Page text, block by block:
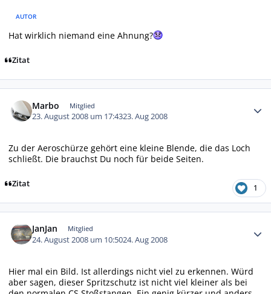
AUTOR
Hat wirklich niemand eine Ahnung?
Zitat
Marbo Mitglied
23. August 2008 um 17:4323. Aug 2008
Zu der Aeroschürze gehört eine kleine Blende, die das Loch
schließt. Die brauchst Du noch für beide Seiten.
Zitat 1
JanJan Mitglied
24. August 2008 um 10:5024. Aug 2008
Hier mal ein Bild. Ist allerdings nicht viel zu erkennen. Würd
aber sagen, dieser Spritzschutz ist nicht viel kleiner als bei